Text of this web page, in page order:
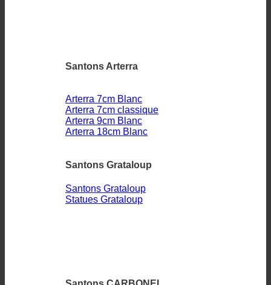
Santons Arterra
Arterra 7cm Blanc
Arterra 7cm classique
Arterra 9cm Blanc
Arterra 18cm Blanc
Santons Grataloup
Santons Grataloup
Statues Grataloup